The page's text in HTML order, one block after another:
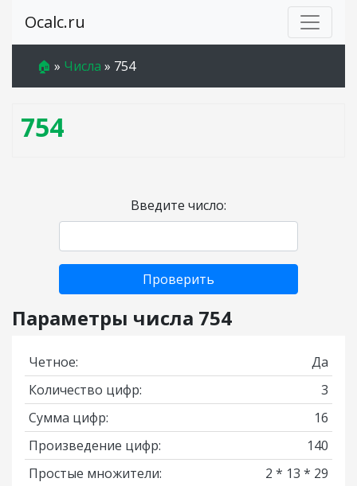
Ocalc.ru
🏠 » Числа » 754
754
Введите число:
Проверить
Параметры числа 754
Четное:
Да
Количество цифр:
3
Сумма цифр:
16
Произведение цифр:
140
Простые множители:
2 * 13 * 29